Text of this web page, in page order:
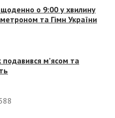
о 9:00 у хвилину
та Гімн України
м’ясом та